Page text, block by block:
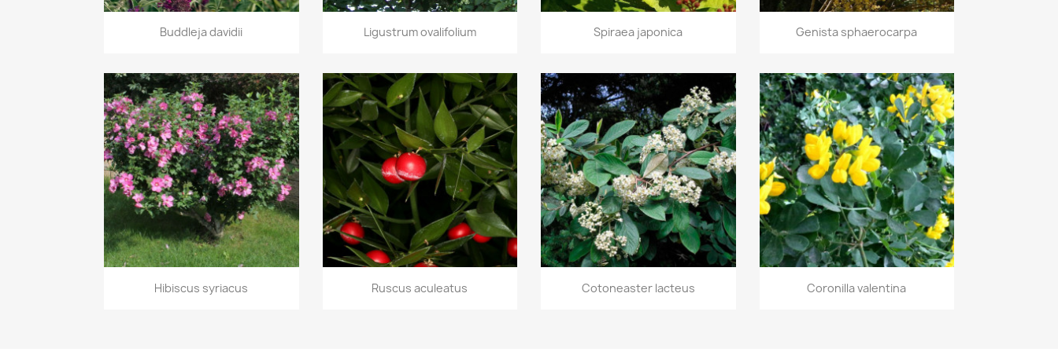
Aperçu rapide
Buddleja davidii Aperçu rapide
Ligustrum ovalifolium Aperçu rapide
Spiraea japonica Aperçu rapide
Genista sphaerocarpa
Aperçu rapide
Hibiscus syriacus Aperçu rapide
Ruscus aculeatus Aperçu rapide
Cotoneaster lacteus Aperçu rapide
Coronilla valentina